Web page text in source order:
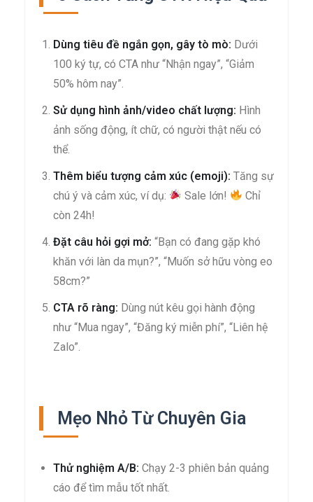
Dùng tiêu đề ngắn gọn, gây tò mò: Dưới
100 ký tự, có CTA như “Nhận ngay”, “Giảm
50% hôm nay”.
Sử dụng hình ảnh/video chất lượng: Hình
ảnh sống động, ít chữ, có người thật nếu có
thể.
Thêm biểu tượng cảm xúc (emoji): Tăng sự
chú ý và cảm xúc, ví dụ:
Sale lớn!
Chỉ
còn 24h!
Đặt câu hỏi gợi mở: “Bạn có đang gặp khó
khăn với làn da mụn?”, “Muốn sở hữu vòng eo
58cm?”
CTA rõ ràng: Dùng nút kêu gọi hành động
như “Mua ngay”, “Đăng ký miễn phí”, “Liên hệ
Zalo”.
Mẹo Nhỏ Từ Chuyên Gia
Thử nghiệm A/B: Chạy 2-3 phiên bản quảng
cáo để tìm mẫu tốt nhất.